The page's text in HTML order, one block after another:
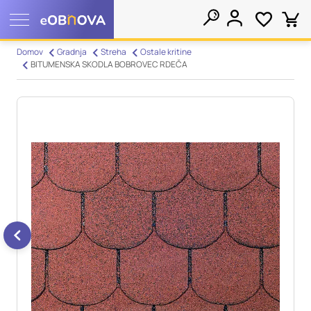
Domov Gradnja Streha
Ostale kritine
BITUMENSKA SKODLA BOBROVEC RDEČA
Nastavitve piškotkov
piškotkov. Te informacije se lahko navezujejo na vas, vaše
nastavitve, vašo napravo ali pa skrbijo, da vaše spletno mesto
deluje v skladu z vašimi pričakovanji. Te informacije običajno
ne razkrivajo neposredno vaše identitete, vendar vam lahko
zagotovijo bolj prilagojeno spletno uporabniško izkušnjo.
Nekatere vrste piškotkov lahko zavrnete. Klikajte različna
imena kategorij, da si ogledate več informacij in spremenite
privzete nastavitve. Blokiranje določenih vrst piškotkov vpliva
na vašo uporabo tega spletnega mesta in naše storitve.Več
informacij
Obvezni piškotki
Vedno aktivni